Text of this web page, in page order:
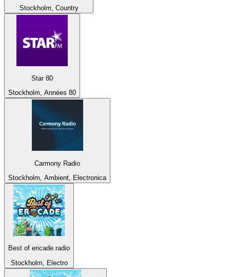
Stockholm, Country
Star 80
Stockholm, Années 80
Carmony Radio
Stockholm, Ambient, Electronica
Best of ericade.radio
Stockholm, Electro